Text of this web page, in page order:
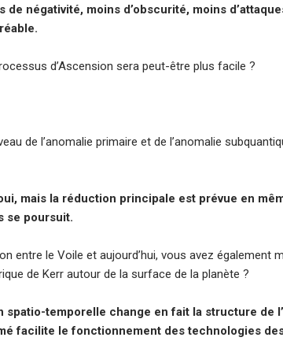
négativité, moins d’obscurité, moins
d’Ascension sera peut-être plus facile ?
de l’anomalie primaire et de l’anomalie
mais la réduction principale est prévue en
se poursuit.
entre le Voile et aujourd’hui, vous avez également
de Kerr autour de la surface de la planète ?
spatio-temporelle change en fait la structure de
facilite le fonctionnement des technologies